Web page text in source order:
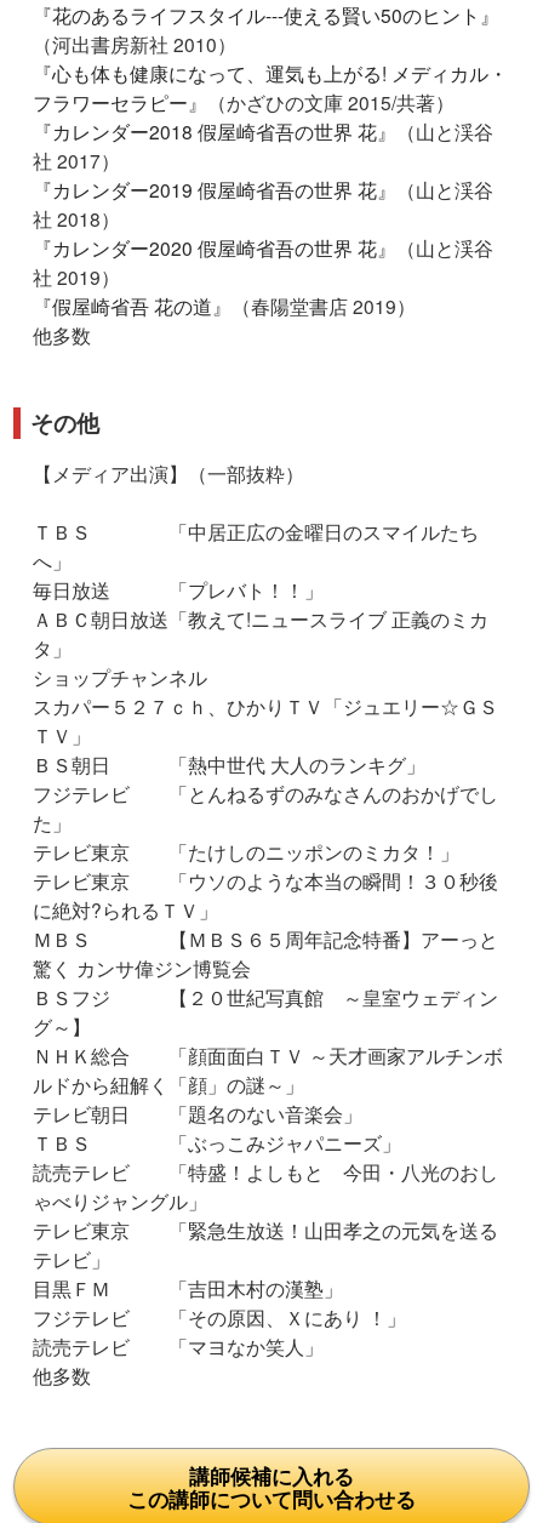
『花のあるライフスタイル---使える賢い50のヒント 』
（河出書房新社 2010）
『心も体も健康になって、運気も上がる! メディカル・
フラワーセラピー 』（かざひの文庫 2015/共著）
『カレンダー2018 假屋崎省吾の世界 花』（山と渓谷
社 2017）
『カレンダー2019 假屋崎省吾の世界 花』（山と渓谷
社 2018）
『カレンダー2020 假屋崎省吾の世界 花』（山と渓谷
社 2019）
『假屋崎省吾 花の道 』（春陽堂書店 2019）
他多数
その他
【メディア出演】（一部抜粋）
ＴＢＳ 「中居正広の金曜日のスマイルたち
へ」
毎日放送 「プレバト！！」
ＡＢＣ朝日放送「教えて!ニュースライブ 正義のミカ
タ」
ショップチャンネル
スカパー５２７ｃｈ、ひかりＴＶ「ジュエリー☆ＧＳ
ＴＶ」
ＢＳ朝日 「熱中世代 大人のランキグ」
フジテレビ 「とんねるずのみなさんのおかげでし
た」
テレビ東京 「たけしのニッポンのミカタ！」
テレビ東京 「ウソのような本当の瞬間！３０秒後
に絶対?られるＴＶ」
ＭＢＳ 【ＭＢＳ６５周年記念特番】アーっと
驚く カンサ偉ジン博覧会
ＢＳフジ 【２０世紀写真館 ～皇室ウェディン
グ～】
ＮＨＫ総合 「顔面面白ＴＶ ～天才画家アルチンボ
ルドから紐解く「顔」の謎～」
テレビ朝日 「題名のない音楽会」
ＴＢＳ 「ぶっこみジャパニーズ」
読売テレビ 「特盛！よしもと 今田・八光のおし
ゃべりジャングル」
テレビ東京 「緊急生放送！山田孝之の元気を送る
テレビ」
目黒ＦＭ 「吉田木村の漢塾」
フジテレビ 「その原因、Ｘにあり ！」
読売テレビ 「マヨなか笑人」
他多数
講師候補に入れる
この講師について問い合わせる